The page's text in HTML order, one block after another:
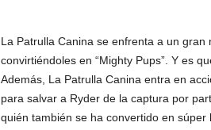
La Patrulla Canina se enfrenta a un gran
convirtiéndoles en “Mighty Pups”. Y es
Además, La Patrulla Canina entra en
para salvar a Ryder de la captura por
quién también se ha convertido en